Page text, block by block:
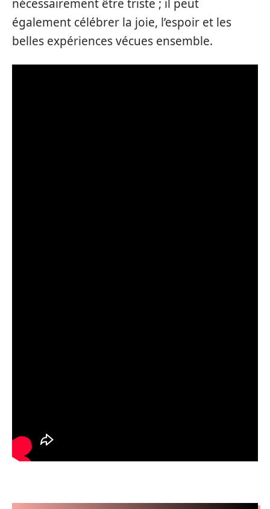
nécessairement être triste ; il peut
également célébrer la joie, l’espoir et les
belles expériences vécues ensemble.